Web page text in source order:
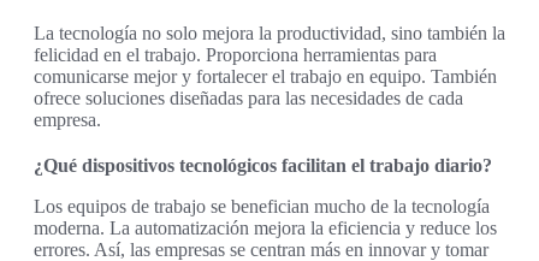
La tecnología no solo mejora la productividad, sino también la
felicidad en el trabajo. Proporciona herramientas para
comunicarse mejor y fortalecer el trabajo en equipo. También
ofrece soluciones diseñadas para las necesidades de cada
empresa.
¿Qué dispositivos tecnológicos facilitan el trabajo diario?
Los equipos de trabajo se benefician mucho de la tecnología
moderna. La automatización mejora la eficiencia y reduce los
errores. Así, las empresas se centran más en innovar y tomar